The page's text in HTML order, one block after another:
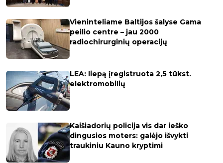
Vieninteliame Baltijos šalyse Gama
peilio centre – jau 2000
radiochirurginių operacijų
LEA: liepą įregistruota 2,5 tūkst.
elektromobilių
Kaišiadorių policija vis dar ieško
dingusios moters: galėjo išvykti
traukiniu Kauno kryptimi